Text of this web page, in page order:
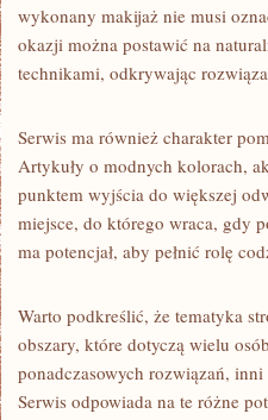
wykonany makijaż nie musi
okazji można postawić na
technikami, odkrywając
Serwis ma również charakter
Artykuły o modnych kolorach,
punktem wyjścia do większej
miejsce, do którego wraca, gdy
ma potencjał, aby pełnić rolę
Warto podkreślić, że tematyka
obszary, które dotyczą wielu
ponadczasowych rozwiązań,
Serwis odpowiada na te różne